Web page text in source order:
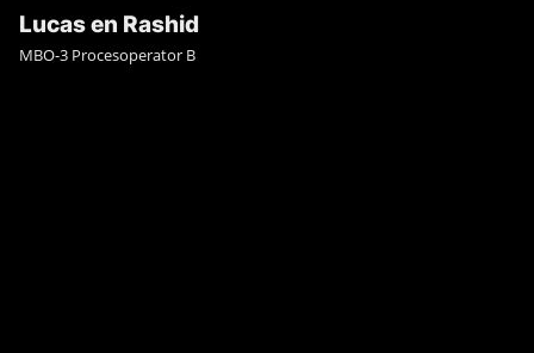
Lucas en Rashid
MBO-3 Procesoperator B